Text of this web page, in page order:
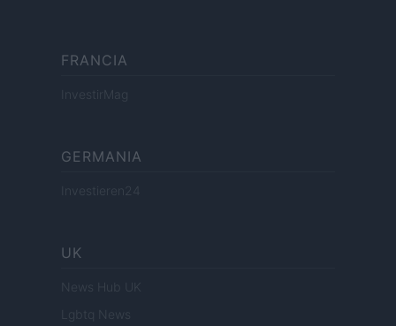
FRANCIA
InvestirMag
GERMANIA
Investieren24
UK
News Hub UK
Lgbtq News